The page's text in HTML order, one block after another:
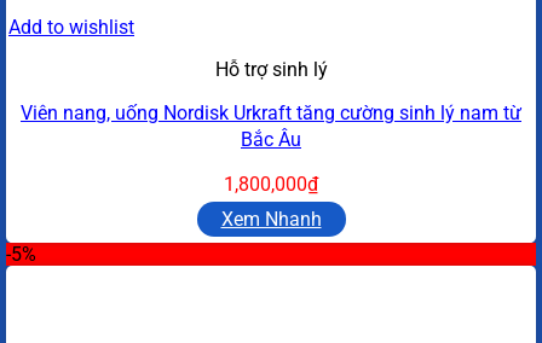
Add to wishlist
Hỗ trợ sinh lý
Viên nang, uống Nordisk Urkraft tăng cường sinh lý nam từ
Bắc Âu
1,800,000₫
Xem Nhanh
-5%